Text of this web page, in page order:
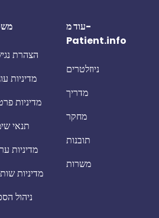
הצהרת
מדיניות
מדיניות
תנאי
מדיניות
מדיניות
ניהול
עוד מ-
Patient.info
ניוזלטרים
מדריך
מחקר
תובנות
משרות